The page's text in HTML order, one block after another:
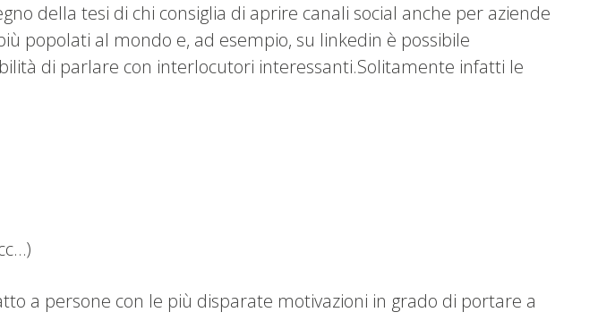
della tesi di chi consiglia di aprire canali social anche per aziende
popolati al mondo e, ad esempio, su linkedin è possibile
di parlare con interlocutori interessanti.Solitamente infatti le
a persone con le più disparate motivazioni in grado di portare a